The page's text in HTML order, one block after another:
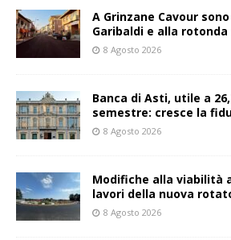
A Grinzane Cavour
Garibaldi e alla rotonda
8 Agosto 2026
Banca di Asti, utile a
semestre: cresce la
8 Agosto 2026
Modifiche alla viabilità
lavori della nuova
8 Agosto 2026